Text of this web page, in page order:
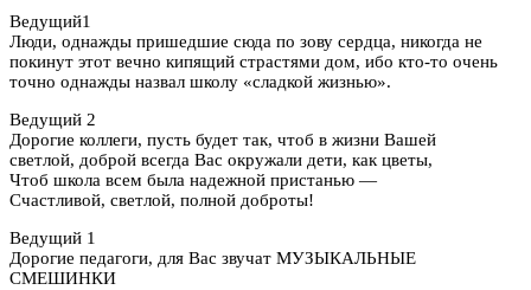
Ведущий1
Люди, однажды пришедшие сюда по зову сердца, никогда не
покинут этот вечно кипящий страстями дом, ибо кто-то очень
точно однажды назвал школу «сладкой жизнью».
Ведущий 2
Дорогие коллеги, пусть будет так, чтоб в жизни Вашей
светлой, доброй всегда Вас окружали дети, как цветы,
Чтоб школа всем была надежной пристанью —
Счастливой, светлой, полной доброты!
Ведущий 1
Дорогие педагоги, для Вас звучат МУЗЫКАЛЬНЫЕ
СМЕШИНКИ